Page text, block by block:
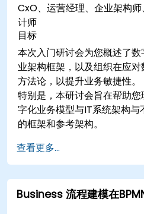
CxO、运营经理、企业架构
计师
目标
本次入门研讨会为您概述了
业架构框架，以及组织在应
方法论，以提升业务敏捷性。
特别是，本研讨会旨在帮助
字化业务模型与IT系统架构
的框架和参考架构。
查看更多...
Business 流程建模在